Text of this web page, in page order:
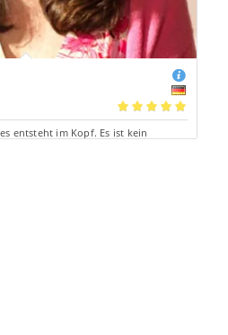
5.00
entsteht im Kopf. Es ist kein